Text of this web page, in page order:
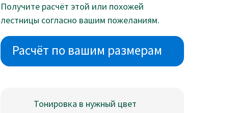
Получите расчёт этой или похожей
лестницы согласно вашим пожеланиям.
Расчёт по вашим размерам
Тонировка в нужный цвет